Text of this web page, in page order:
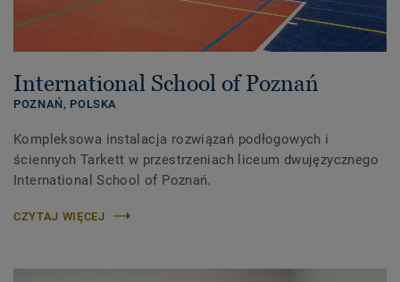
International School of Poznań
POZNAŃ, POLSKA
Kompleksowa instalacja rozwiązań podłogowych i
ściennych Tarkett w przestrzeniach liceum dwujęzycznego
International School of Poznań.
CZYTAJ WIĘCEJ